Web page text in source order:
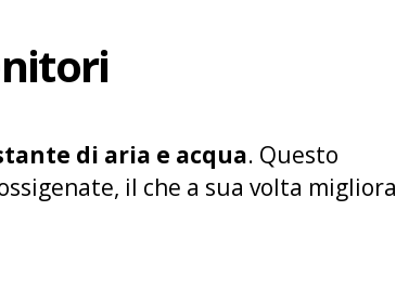
di aria e acqua. Questo
il che a sua volta migliora